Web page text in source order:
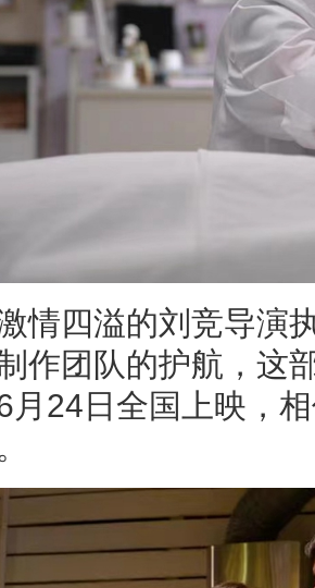
情四溢的刘竞导演
作团队的护航，这
月24日全国上映，